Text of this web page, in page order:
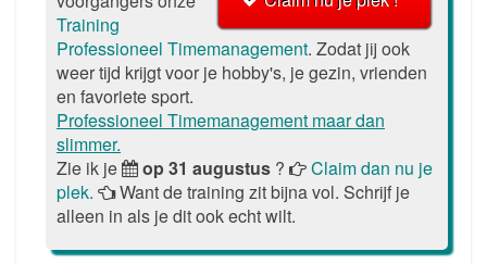
Training
Professioneel Timemanagement. Zodat jij ook
weer tijd krijgt voor je hobby's, je gezin, vrienden
en favoriete sport.
Professioneel Timemanagement maar dan
slimmer.
Zie ik je
op 31 augustus ?
Claim dan nu je
plek.
Want de training zit bijna vol. Schrijf je
alleen in als je dit ook echt wilt.